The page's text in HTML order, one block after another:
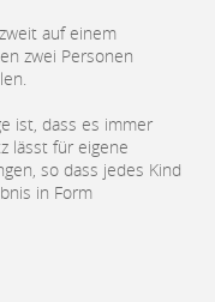
auf einem
zwei Personen
ist, dass es immer
lässt für eigene
so dass jedes Kind
in Form